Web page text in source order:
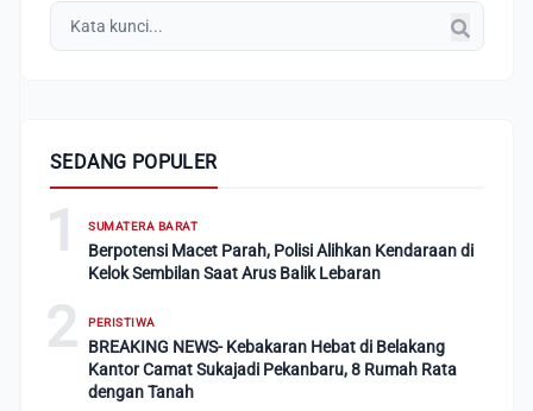
SEDANG POPULER
1 SUMATERA BARAT
Berpotensi Macet Parah, Polisi Alihkan Kendaraan di
Kelok Sembilan Saat Arus Balik Lebaran
2 PERISTIWA
BREAKING NEWS- Kebakaran Hebat di Belakang
Kantor Camat Sukajadi Pekanbaru, 8 Rumah Rata
dengan Tanah